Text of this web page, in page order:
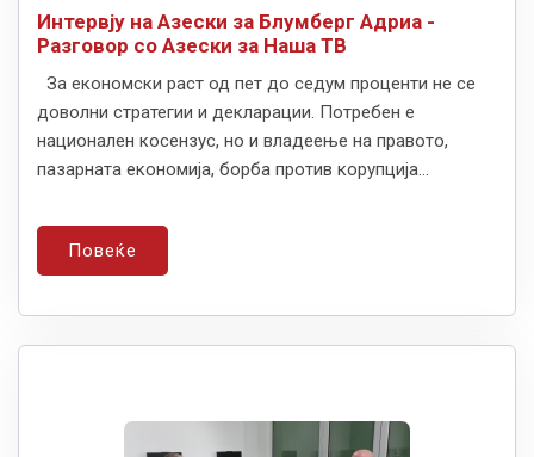
Интервју на Азески за Блумберг Адриа -
Разговор со Азески за Наша ТВ
За економски раст од пет до седум проценти не се
доволни стратегии и декларации. Потребен е
национален косензус, но и владеење на правото,
пазарната економија, борба против корупција...
Повеќе